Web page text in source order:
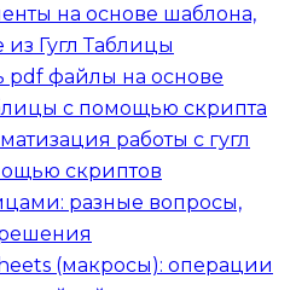
на основе шаблона,
Гугл Таблицы
pdf файлы на основе
с помощью скрипта
работы с гугл
скриптов
разные вопросы,
(макросы): операции